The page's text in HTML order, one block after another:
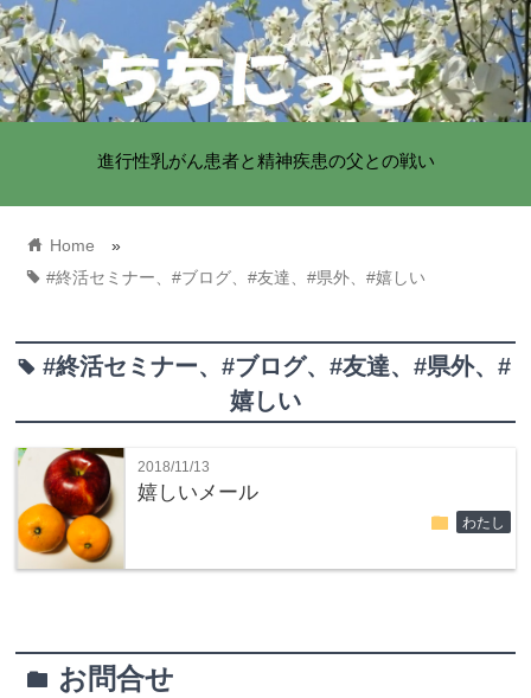
進行性乳がん患者と精神疾患の父との戦い
home Home »
tag#終活セミナー、#ブログ、#友達、#県外、#嬉しい
tag#終活セミナー、#ブログ、#友達、#県外、#
嬉しい
2018/11/13
嬉しいメール
folder わたし
folder お問合せ